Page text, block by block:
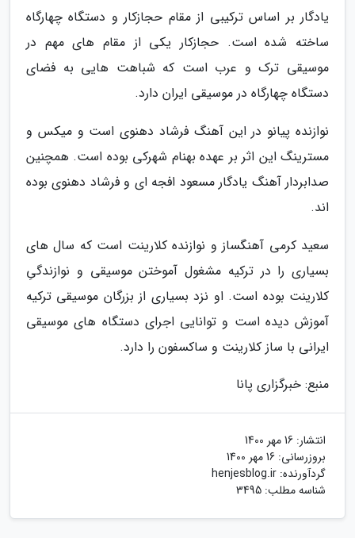
یادگار بر اساس ترکیبی از مقام حجازکار و دستگاه چهارگاه
ساخته شده است. حجازکار یکی از مقام های مهم در
موسیقی ترک و عرب است که شباهت هایی به فضای
دستگاه چهارگاه در موسیقی ایران دارد.
نوازنده پیانو در این آهنگ فرشاد دهنوی است و میکس و
مسترینگ این اثر بر عهده بهنام شهرکی بوده است. همچنین
صدابردار آهنگ یادگار مسعود افجه ای و فرشاد دهنوی بوده
اند.
سعید کرمی آهنگساز و نوازنده کلارینت است که سال های
بسیاری را در ترکیه مشغول آموختن موسیقی و نوازندگیِ
کلارینت بوده است. او نزد بسیاری از بزرگان موسیقی ترکیه
آموزش دیده است و توانایی اجرای دستگاه های موسیقی
ایرانی با ساز کلارینت و ساکسفون را دارد.
منبع: خبرگزاری پانا
انتشار: 16 مهر 1400
بروزرسانی: 16 مهر 1400
گردآورنده: henjesblog.ir
شناسه مطلب: 3495